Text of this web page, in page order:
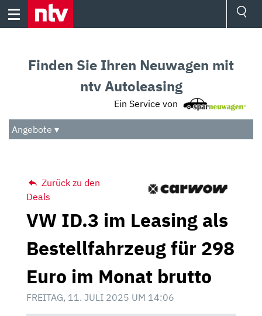
Skip
Audio
Das Beste
Finden Sie Ihren Neuwagen mit
ntv Autoleasing
Ein Service von
Angebote ▾
Zurück zu den
Deals
VW ID.3 im Leasing als
Bestellfahrzeug für 298
Euro im Monat brutto
FREITAG, 11. JULI 2025 UM 14:06